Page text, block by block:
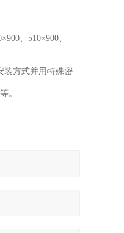
、 510×900、
装方式并用特殊密
。